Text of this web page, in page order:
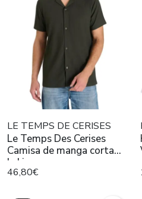
LE TEMPS DE CERISES
Le Temps Des Cerises
Camisa de manga corta
kaki
46,80€